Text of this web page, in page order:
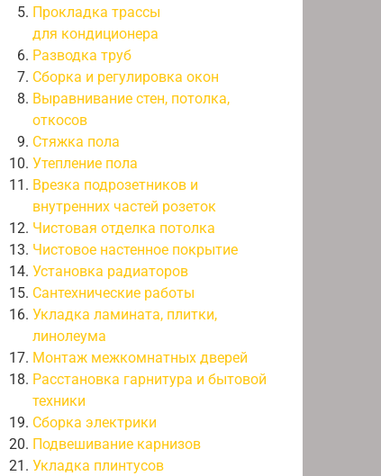
Прокладка трассы
для кондиционера
Разводка труб
Сборка и регулировка окон
Выравнивание стен, потолка,
откосов
Стяжка пола
Утепление пола
Врезка подрозетников и
внутренних частей розеток
Чистовая отделка потолка
Чистовое настенное покрытие
Установка радиаторов
Сантехнические работы
Укладка ламината, плитки,
линолеума
Монтаж межкомнатных дверей
Расстановка гарнитура и бытовой
техники
Сборка электрики
Подвешивание карнизов
Укладка плинтусов